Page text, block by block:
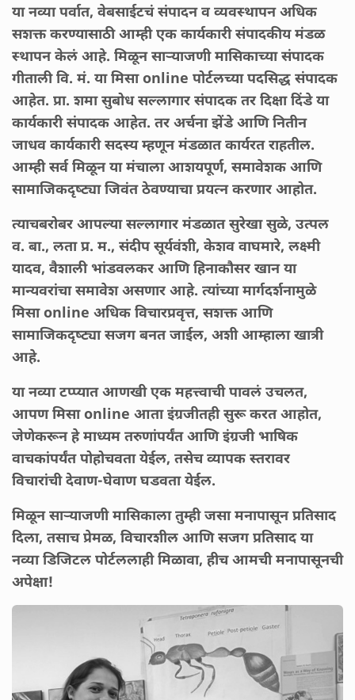
या नव्या पर्वात, वेबसाईटचं संपादन व व्यवस्थापन अधिक
सशक्त करण्यासाठी आम्ही एक कार्यकारी संपादकीय मंडळ
स्थापन केलं आहे. मिळून साऱ्याजणी मासिकाच्या संपादक
गीताली वि. मं. या मिसा online पोर्टलच्या पदसिद्ध संपादक
आहेत. प्रा. शमा सुबोध सल्लागार संपादक तर दिक्षा दिंडे या
कार्यकारी संपादक आहेत. तर अर्चना झेंडे आणि नितीन
जाधव कार्यकारी सदस्य म्हणून मंडळात कार्यरत राहतील.
आम्ही सर्व मिळून या मंचाला आशयपूर्ण, समावेशक आणि
सामाजिकदृष्ट्या जिवंत ठेवण्याचा प्रयत्न करणार आहोत.
त्याचबरोबर आपल्या सल्लागार मंडळात सुरेखा सुळे, उत्पल
व. बा., लता प्र. म., संदीप सूर्यवंशी, केशव वाघमारे, लक्ष्मी
यादव, वैशाली भांडवलकर आणि हिनाकौसर खान या
मान्यवरांचा समावेश असणार आहे. त्यांच्या मार्गदर्शनामुळे
मिसा online अधिक विचारप्रवृत्त, सशक्त आणि
सामाजिकदृष्ट्या सजग बनत जाईल, अशी आम्हाला खात्री
आहे.
या नव्या टप्प्यात आणखी एक महत्त्वाची पावलं उचलत,
आपण मिसा online आता इंग्रजीतही सुरू करत आहोत,
जेणेकरून हे माध्यम तरुणांपर्यंत आणि इंग्रजी भाषिक
वाचकांपर्यंत पोहोचवता येईल, तसेच व्यापक स्तरावर
विचारांची देवाण-घेवाण घडवता येईल.
मिळून साऱ्याजणी मासिकाला तुम्ही जसा मनापासून प्रतिसाद
दिला, तसाच प्रेमळ, विचारशील आणि सजग प्रतिसाद या
नव्या डिजिटल पोर्टललाही मिळावा, हीच आमची मनापासूनची
अपेक्षा!